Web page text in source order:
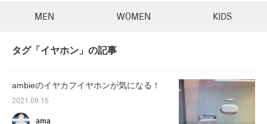
MEN WOMEN KIDS
タグ「イヤホン」の記事
ambieのイヤカフイヤホンが気になる！
2021.09.15
ama